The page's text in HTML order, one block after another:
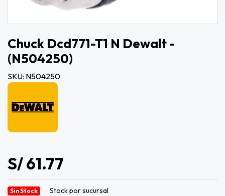
Chuck Dcd771-T1 N Dewalt -
(n504250)
SKU: N504250
S/ 61.77
Sin Stock Stock por sucursal